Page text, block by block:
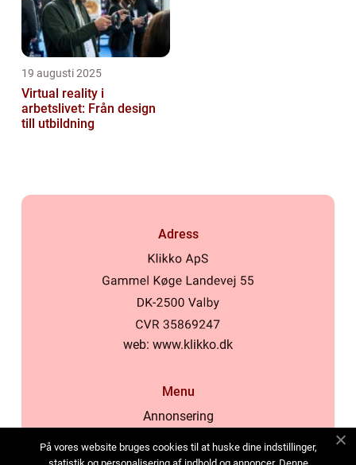
19 augusti 2025
Virtual reality i
arbetslivet: Från design
till utbildning
Adress
web: www.klikko.dk
Menu
Annonsering
Cookies
På vores website bruges cookies til at huske dine indstillinger,